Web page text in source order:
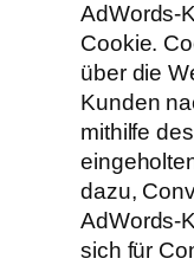
AdWords-
Cookie.
über die
Kunden
mithilfe
dazu,
AdWords-
sich für